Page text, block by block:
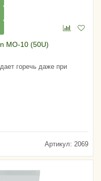
MO-10 (50U)
горечь даже при
Артикул: 2069